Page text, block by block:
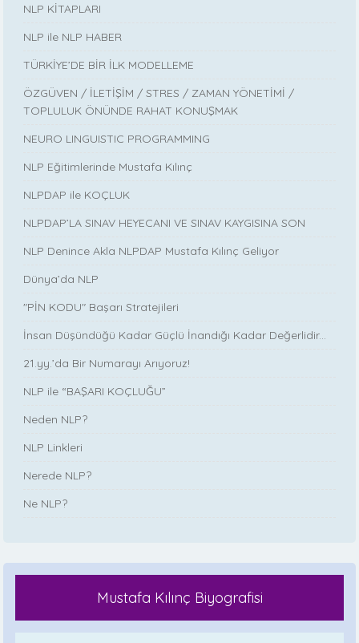
NLP KİTAPLARI
NLP ile NLP HABER
TÜRKİYE’DE BİR İLK MODELLEME
ÖZGÜVEN / İLETİŞİM / STRES / ZAMAN YÖNETİMİ /
TOPLULUK ÖNÜNDE RAHAT KONUŞMAK
NEURO LINGUISTIC PROGRAMMING
NLP Eğitimlerinde Mustafa Kılınç
NLPDAP ile KOÇLUK
NLPDAP’LA SINAV HEYECANI VE SINAV KAYGISINA SON
NLP Denince Akla NLPDAP Mustafa Kılınç Geliyor
Dünya’da NLP
"PİN KODU" Başarı Stratejileri
İnsan Düşündüğü Kadar Güçlü İnandığı Kadar Değerlidir...
21.yy.’da Bir Numarayı Arıyoruz!
NLP ile “BAŞARI KOÇLUĞU”
Neden NLP?
NLP Linkleri
Nerede NLP?
Ne NLP?
Mustafa Kılınç Biyografisi